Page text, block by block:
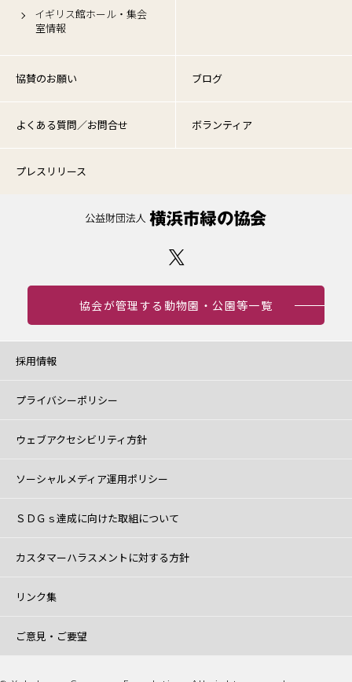
イギリス館ホール・集会
室情報
協賛のお願い ブログ
よくある質問／お問合せ ボランティア
プレスリリース
協会が管理する動物園・公園等一覧
採用情報
プライバシーポリシー
ウェブアクセシビリティ方針
ソーシャルメディア運用ポリシー
ＳＤＧｓ達成に向けた取組について
カスタマーハラスメントに対する方針
リンク集
ご意見・ご要望